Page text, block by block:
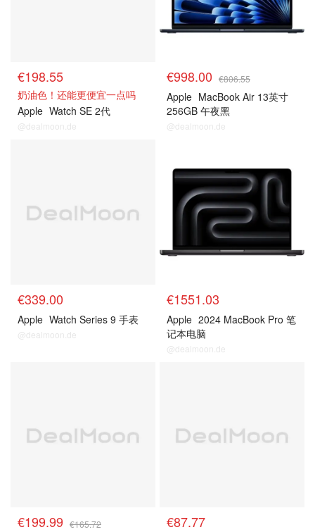
€198.55
奶油色！还能更便宜一点吗
Apple Watch SE 2代
@dealmoon.de
€998.00 €806.55
Apple MacBook Air 13英寸
256GB 午夜黑
@dealmoon.de
€339.00
Apple Watch Series 9 手表
@dealmoon.de
€1551.03
Apple 2024 MacBook Pro 笔
记本电脑
@dealmoon.de
€199.99 €165.72 €87.77